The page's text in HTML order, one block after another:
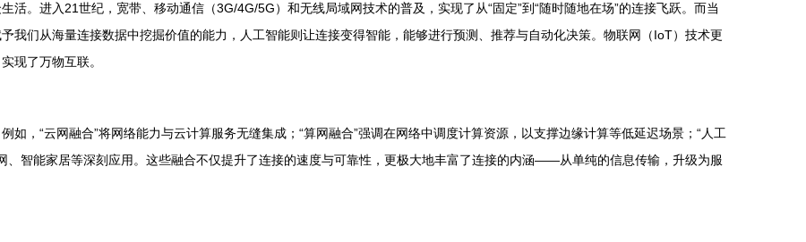
活。进入21世纪，宽带、移动通信（3G/4G/5G）和无线局域网技术的普及，实现了从“固定”到“随时随地在场”的连接飞跃。而当
我们从海量连接数据中挖掘价值的能力，人工智能则让连接变得智能，能够进行预测、推荐与自动化决策。物联网（IoT）技术更
现了万物互联。
如，“云网融合”将网络能力与云计算服务无缝集成；“算网融合”强调在网络中调度计算资源，以支撑边缘计算等低延迟场景；“人工
、智能家居等深刻应用。这些融合不仅提升了连接的速度与可靠性，更极大地丰富了连接的内涵——从单纯的信息传输，升级为服